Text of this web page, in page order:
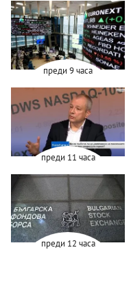
преди 9 часа
преди 11 часа
преди 12 часа